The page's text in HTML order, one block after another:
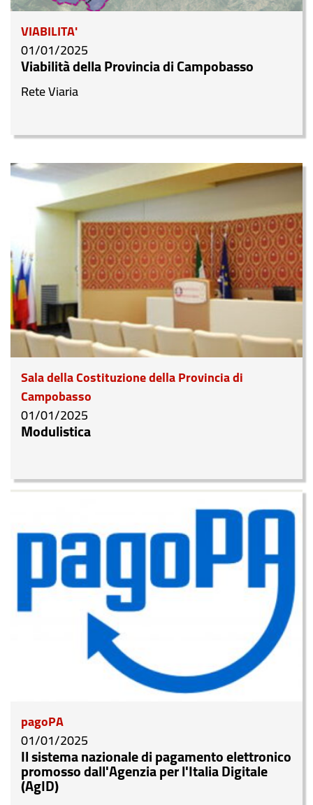
VIABILITA'
01/01/2025
Viabilità della Provincia di Campobasso
Rete Viaria
Sala della Costituzione della Provincia di
Campobasso
01/01/2025
Modulistica
pagoPA
01/01/2025
Il sistema nazionale di pagamento elettronico
promosso dall'Agenzia per l'Italia Digitale
(AgID)